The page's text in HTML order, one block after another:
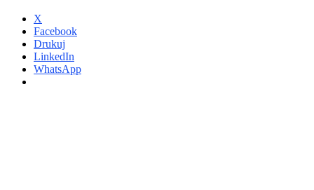
X
Facebook
Drukuj
LinkedIn
WhatsApp